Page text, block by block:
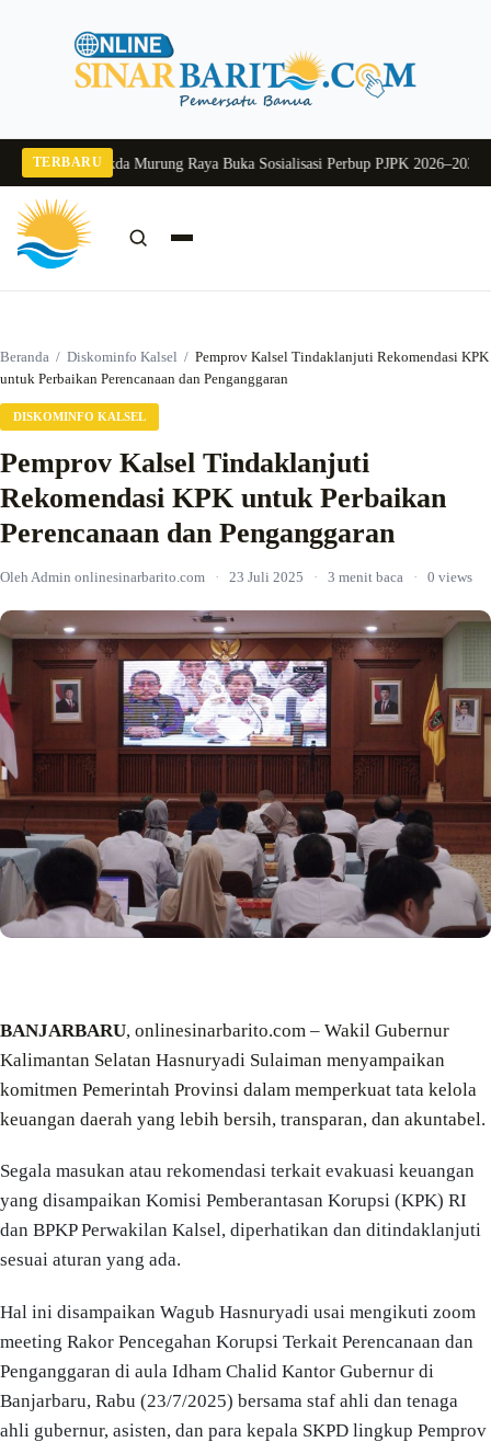
TERBARU
Pj Sekda Murung Raya Buka Sosialisasi Perbup PJPK 2026–2030
Beranda / Diskominfo Kalsel / Pemprov Kalsel Tindaklanjuti Rekomendasi KPK
untuk Perbaikan Perencanaan dan Penganggaran
DISKOMINFO KALSEL
Pemprov Kalsel Tindaklanjuti
Rekomendasi KPK untuk Perbaikan
Perencanaan dan Penganggaran
Oleh Admin onlinesinarbarito.com · 23 Juli 2025 · 3 menit baca · 0 views
BANJARBARU, onlinesinarbarito.com – Wakil Gubernur
Kalimantan Selatan Hasnuryadi Sulaiman menyampaikan
komitmen Pemerintah Provinsi dalam memperkuat tata kelola
keuangan daerah yang lebih bersih, transparan, dan akuntabel.
Segala masukan atau rekomendasi terkait evakuasi keuangan
yang disampaikan Komisi Pemberantasan Korupsi (KPK) RI
dan BPKP Perwakilan Kalsel, diperhatikan dan ditindaklanjuti
sesuai aturan yang ada.
Hal ini disampaikan Wagub Hasnuryadi usai mengikuti zoom
meeting Rakor Pencegahan Korupsi Terkait Perencanaan dan
Penganggaran di aula Idham Chalid Kantor Gubernur di
Banjarbaru, Rabu (23/7/2025) bersama staf ahli dan tenaga
ahli gubernur, asisten, dan para kepala SKPD lingkup Pemprov